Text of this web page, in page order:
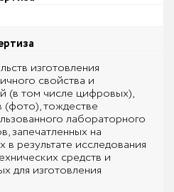
изготовления
свойства и
(в том числе цифровых),
тождестве
лабораторного
запечатленных на
результате исследования
средств и
для изготовления